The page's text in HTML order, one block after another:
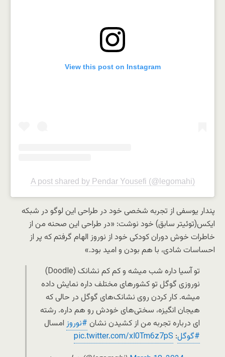
View this post on Instagram
A post shared by Pendar Yousefi (@legomahi)
پندار یوسفی از تجربه شخصی خود در طراحی این لوگو در شبکه
ایکس(توئیتر سابق) خود نوشت: «در طراحی این صحنه من از
خاطرات خوش دوران کودکی خود از نوروز الهام گرفتم که پر از
احساسات شادی، با هم بودن و امید بود.»
تو آسیا داره شب میشه و کم کم نشانک (Doodle)
نوروزی گوگل تو کشورهای مختلف داره نمایش داده
میشه. کار کردن روی نشانک‌های گوگل در حالی که
هیجان انگیزه، سختی‌های خودش رو هم داره. رشته
ای درباره تجربه من از کشیدن نشان #نوروز امسال
#گوگل:
pic.twitter.com/xl0Tm6z7pS